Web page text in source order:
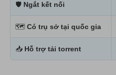
🛡 Ngắt kết nối
🗺 Có trụ sở tại quốc gia
📥 Hỗ trợ tải torrent